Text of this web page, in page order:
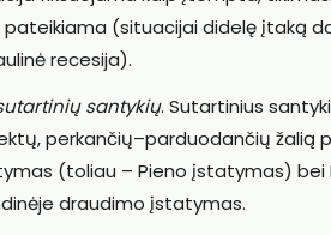
pateikiama (situacijai didelę įtaką
recesija).
santykių. Sutartinius
perkančių–parduodančių žalią
(toliau – Pieno įstatymas) bei
draudimo įstatymas.